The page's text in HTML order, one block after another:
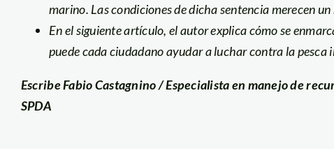
marino. Las condiciones de dicha sentencia merecenun
En el siguiente artículo, el autor explicacómo se
puede cada ciudadano ayudar a luchar contra la pesca
Escribe Fabio Castagnino / Especialista en manejo de
SPDA